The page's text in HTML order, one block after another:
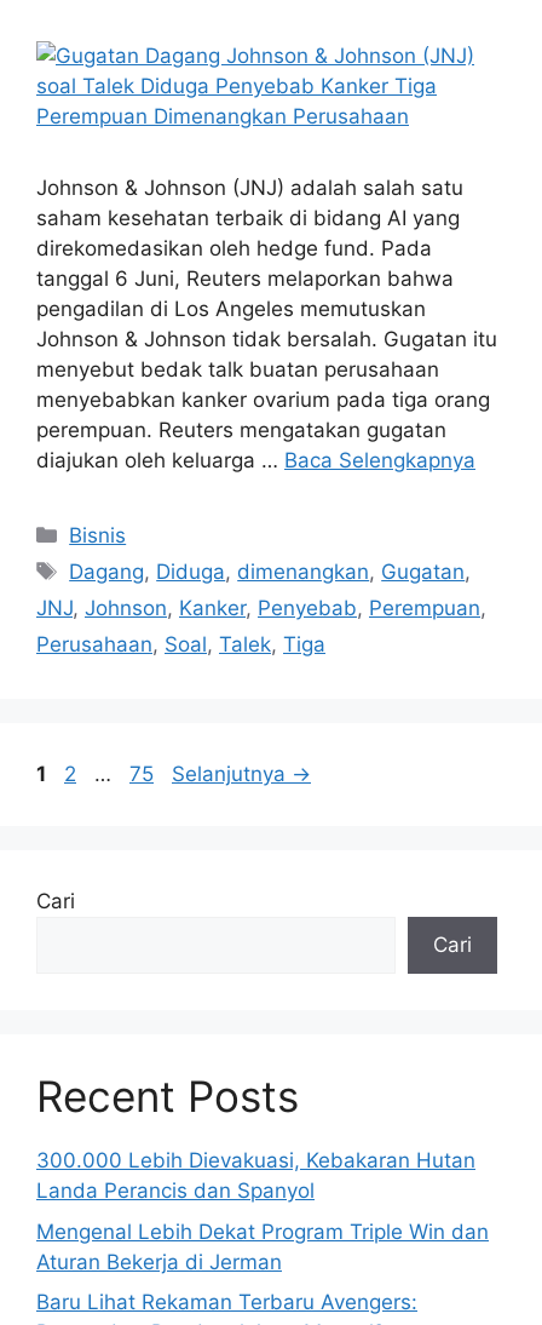
Johnson & Johnson (JNJ) adalah salah satu
saham kesehatan terbaik di bidang AI yang
direkomedasikan oleh hedge fund. Pada
tanggal 6 Juni, Reuters melaporkan bahwa
pengadilan di Los Angeles memutuskan
Johnson & Johnson tidak bersalah. Gugatan itu
menyebut bedak talk buatan perusahaan
menyebabkan kanker ovarium pada tiga orang
perempuan. Reuters mengatakan gugatan
diajukan oleh keluarga … Baca Selengkapnya
Kategori
Bisnis
Tag
Dagang, Diduga, dimenangkan, Gugatan,
JNJ, Johnson, Kanker, Penyebab, Perempuan,
Perusahaan, Soal, Talek, Tiga
Halaman
1 Halaman
2 … Halaman
75 Selanjutnya →
Cari
Cari
Recent Posts
300.000 Lebih Dievakuasi, Kebakaran Hutan
Landa Perancis dan Spanyol
Mengenal Lebih Dekat Program Triple Win dan
Aturan Bekerja di Jerman
Baru Lihat Rekaman Terbaru Avengers: